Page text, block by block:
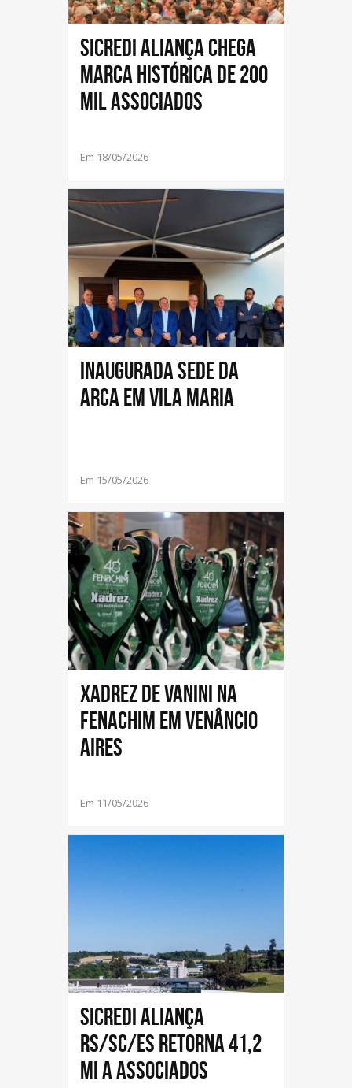
Sicredi Aliança chega
marca histórica de 200
mil Associados
Em 18/05/2026
Inaugurada sede da
ARCA em Vila Maria
Em 15/05/2026
Xadrez de Vanini na
Fenachim em Venâncio
Aires
Em 11/05/2026
Sicredi Aliança
RS/SC/ES retorna 41,2
mi a Associados